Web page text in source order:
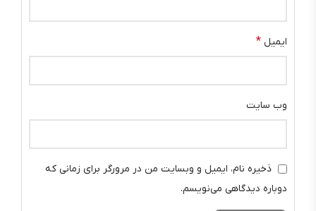
ایمیل *
وب‌ سایت
ذخیره نام، ایمیل و وبسایت من در مرورگر برای زمانی که
دوباره دیدگاهی می‌نویسم.